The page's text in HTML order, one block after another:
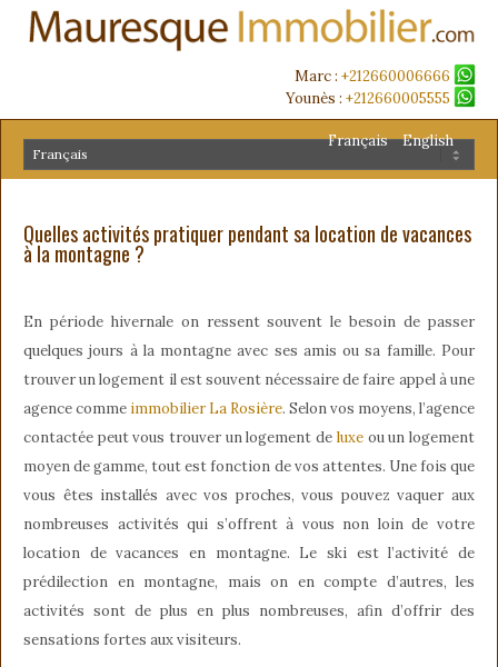
Marc : +212660006666
Younès : +212660005555
Français English
Quelles activités pratiquer pendant sa location de vacances
à la montagne ?
En période hivernale on ressent souvent le besoin de passer
quelques jours à la montagne avec ses amis ou sa famille. Pour
trouver un logement il est souvent nécessaire de faire appel à une
agence comme immobilier La Rosière. Selon vos moyens, l’agence
contactée peut vous trouver un logement de luxeou un logement
moyen de gamme, tout est fonction de vos attentes. Une fois que
vous êtes installés avec vos proches, vous pouvez vaquer aux
nombreuses activités qui s’offrent à vous non loin de votre
location de vacances en montagne. Le ski est l’activité de
prédilection en montagne, mais on en compte d’autres, les
activités sont de plus en plus nombreuses, afin d’offrir des
sensations fortes aux visiteurs.